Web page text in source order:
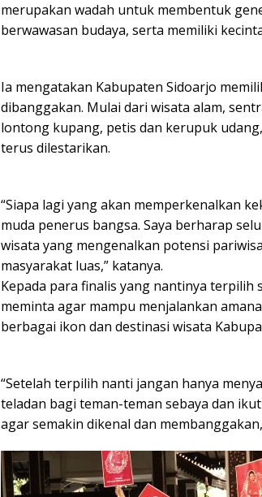
merupakan wadah untuk membentuk
berwawasan budaya, serta memiliki
Ia mengatakan Kabupaten Sidoarjo
dibanggakan. Mulai dari wisata alam,
lontong kupang, petis dan kerupuk
terus dilestarikan.
“Siapa lagi yang akan memperkenalkan
muda penerus bangsa. Saya berharap
wisata yang mengenalkan potensi
masyarakat luas,” katanya.
Kepada para finalis yang nantinya terpilih
meminta agar mampu menjalankan
berbagai ikon dan destinasi wisata
“Setelah terpilih nanti jangan hanya
teladan bagi teman-teman sebaya dan
agar semakin dikenal dan